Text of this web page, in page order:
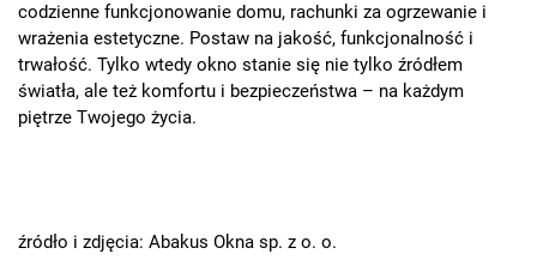
codzienne funkcjonowanie domu, rachunki za ogrzewanie i
wrażenia estetyczne. Postaw na jakość, funkcjonalność i
trwałość. Tylko wtedy okno stanie się nie tylko źródłem
światła, ale też komfortu i bezpieczeństwa – na każdym
piętrze Twojego życia.
źródło i zdjęcia: Abakus Okna sp. z o. o.